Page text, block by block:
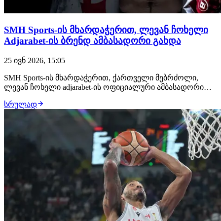
SMH Sports-ის მხარდაჭერით, ლევან ჩოხელი
Adjarabet-ის ბრენდ ამბასადორი გახდა
25 ივნ 2026, 15:05
SMH Sports-ის მხარდაჭერით, ქართველი მებრძოლი,
ლევან ჩოხელი adjarabet-ის ოფიციალური ამბასადორი
დებიუტამდე განხორციელდა, რაც მის კარიერაში ახალი,
მნიშვნელოვანი ეტაპის დასაწყისია. მხარეებს შორის
გაფორმებული ერთწლიანი თანამშრომლობა მრ…
სრულად